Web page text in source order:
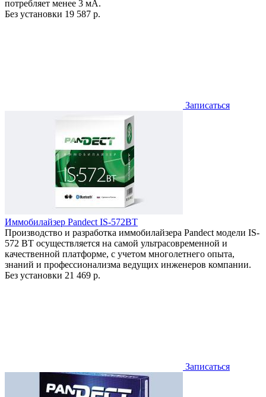
потребляет менее 3 мА.
Без установки 19 587 р.
Записаться
Иммобилайзер Pandect IS-572BT
Производство и разработка иммобилайзера Pandect модели IS-
572 BT осуществляется на самой ультрасовременной и
качественной платформе, с учетом многолетнего опыта,
знаний и профессионализма ведущих инженеров компании.
Без установки 21 469 р.
Записаться